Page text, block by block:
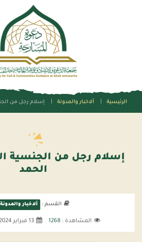
الرئيسية ألاخبار والمدونة إسلام رجل من
إسلام رجل من الجنسية
الحمد
القسم : ألاخبار والمدونة
المشاهدة : 1268 13 فبراير 2024 - 11:52 ص